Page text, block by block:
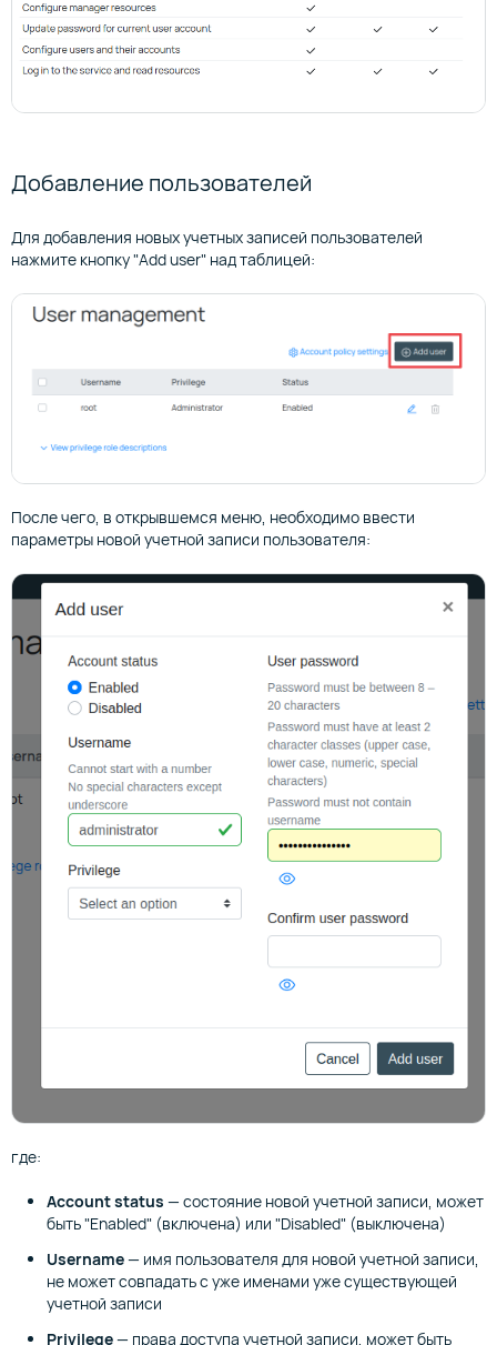
Добавление пользователей
Для добавления новых учетных записей пользователей
нажмите кнопку "Add user" над таблицей:
После чего, в открывшемся меню, необходимо ввести
параметры новой учетной записи пользователя:
где:
Account status — состояние новой учетной записи, может
быть "Enabled" (включена) или "Disabled" (выключена)
Username— имя пользователя для новой учетной записи,
не может совпадать с уже именами уже существующей
учетной записи
Privilege— права доступа учетной записи, может быть